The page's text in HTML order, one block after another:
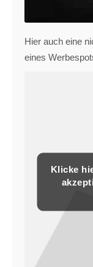
Hier auch eine
eines
Klicke